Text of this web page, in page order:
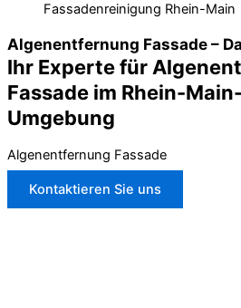
Fassadenreinigung Rhein-Main
Algenentfernung Fassade –
Ihr Experte für
Fassade im Rhein-
Umgebung
Algenentfernung Fassade
Kontaktieren Sie uns